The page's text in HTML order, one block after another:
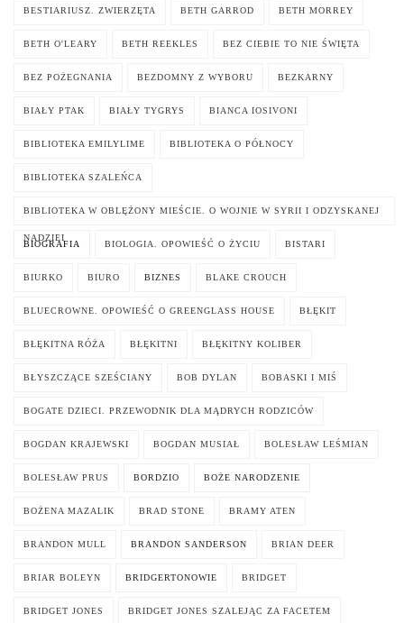
BESTIARIUSZ. ZWIERZĘTA BETH GARROD BETH MORREY
BETH O'LEARY BETH REEKLES BEZ CIEBIE TO NIE ŚWIĘTA
BEZ POŻEGNANIA BEZDOMNY Z WYBORU BEZKARNY
BIAŁY PTAK BIAŁY TYGRYS BIANCA IOSIVONI
BIBLIOTEKA EMILYLIME BIBLIOTEKA O PÓŁNOCY
BIBLIOTEKA SZALEŃCA
BIBLIOTEKA W OBLĘŻONY MIEŚCIE. O WOJNIE W SYRII I ODZYSKANEJ
NADZIEI
BIOGRAFIA BIOLOGIA. OPOWIEŚĆ O ŻYCIU BISTARI
BIURKO BIURO BIZNES BLAKE CROUCH
BLUECROWNE. OPOWIEŚĆ O GREENGLASS HOUSE BŁĘKIT
BŁĘKITNA RÓŻA BŁĘKITNI BŁĘKITNY KOLIBER
BŁYSZCZĄCE SZEŚCIANY BOB DYLAN BOBASKI I MIŚ
BOGATE DZIECI. PRZEWODNIK DLA MĄDRYCH RODZICÓW
BOGDAN KRAJEWSKI BOGDAN MUSIAŁ BOLESŁAW LEŚMIAN
BOLESŁAW PRUS BORDZIO BOŻE NARODZENIE
BOŻENA MAZALIK BRAD STONE BRAMY ATEN
BRANDON MULL BRANDON SANDERSON BRIAN DEER
BRIAR BOLEYN BRIDGERTONOWIE BRIDGET
BRIDGET JONES BRIDGET JONES SZALEJĄC ZA FACETEM